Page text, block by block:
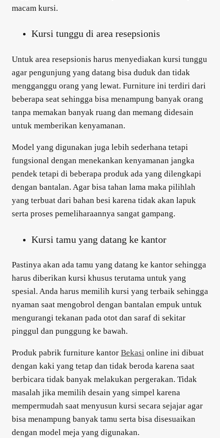
macam kursi.
Kursi tunggu di area resepsionis
Untuk area resepsionis harus menyediakan kursi tunggu
agar pengunjung yang datang bisa duduk dan tidak
mengganggu orang yang lewat. Furniture ini terdiri dari
beberapa seat sehingga bisa menampung banyak orang
tanpa memakan banyak ruang dan memang didesain
untuk memberikan kenyamanan.
Model yang digunakan juga lebih sederhana tetapi
fungsional dengan menekankan kenyamanan jangka
pendek tetapi di beberapa produk ada yang dilengkapi
dengan bantalan. Agar bisa tahan lama maka pilihlah
yang terbuat dari bahan besi karena tidak akan lapuk
serta proses pemeliharaannya sangat gampang.
Kursi tamu yang datang ke kantor
Pastinya akan ada tamu yang datang ke kantor sehingga
harus diberikan kursi khusus terutama untuk yang
spesial. Anda harus memilih kursi yang terbaik sehingga
nyaman saat mengobrol dengan bantalan empuk untuk
mengurangi tekanan pada otot dan saraf di sekitar
pinggul dan punggung ke bawah.
Produk pabrik furniture kantor Bekasi online ini dibuat
dengan kaki yang tetap dan tidak beroda karena saat
berbicara tidak banyak melakukan pergerakan. Tidak
masalah jika memilih desain yang simpel karena
mempermudah saat menyusun kursi secara sejajar agar
bisa menampung banyak tamu serta bisa disesuaikan
dengan model meja yang digunakan.